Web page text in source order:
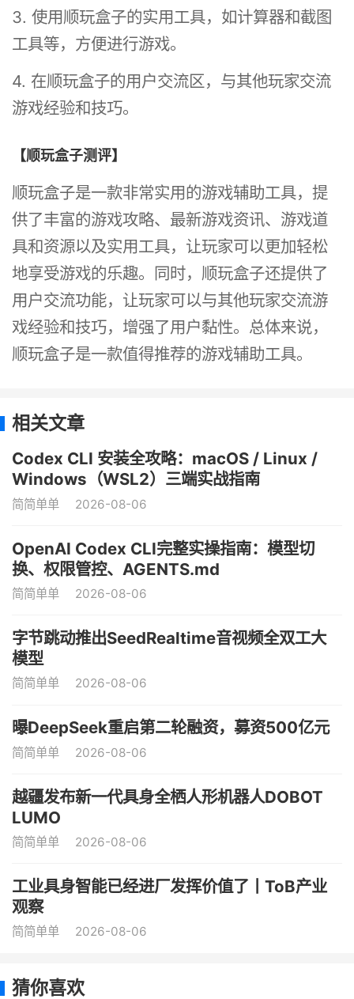
3. 使用顺玩盒子的实用工具，如计算器和截图
工具等，方便进行游戏。
4. 在顺玩盒子的用户交流区，与其他玩家交流
游戏经验和技巧。
【顺玩盒子测评】
顺玩盒子是一款非常实用的游戏辅助工具，提
供了丰富的游戏攻略、最新游戏资讯、游戏道
具和资源以及实用工具，让玩家可以更加轻松
地享受游戏的乐趣。同时，顺玩盒子还提供了
用户交流功能，让玩家可以与其他玩家交流游
戏经验和技巧，增强了用户黏性。总体来说，
顺玩盒子是一款值得推荐的游戏辅助工具。
相关文章
Codex CLI 安装全攻略：macOS / Linux /
Windows（WSL2）三端实战指南
简简单单 2026-08-06
OpenAI Codex CLI完整实操指南：模型切
换、权限管控、AGENTS.md
简简单单 2026-08-06
字节跳动推出SeedRealtime音视频全双工大
模型
简简单单 2026-08-06
曝DeepSeek重启第二轮融资，募资500亿元
简简单单 2026-08-06
越疆发布新一代具身全栖人形机器人DOBOT
LUMO
简简单单 2026-08-06
工业具身智能已经进厂发挥价值了丨ToB产业
观察
简简单单 2026-08-06
猜你喜欢